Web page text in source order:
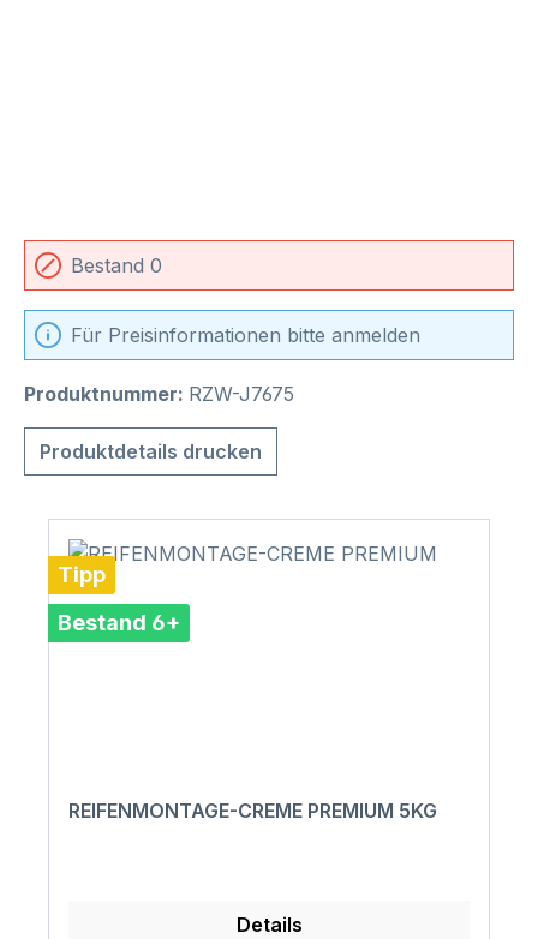
Bestand 0
Für Preisinformationen bitte anmelden
Produktnummer: RZW-J7675
Produktdetails drucken
Tipp
Bestand 6+
REIFENMONTAGE-CREME PREMIUM 5KG
Details